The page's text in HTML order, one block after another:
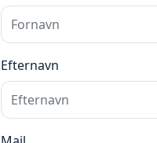
Efternavn